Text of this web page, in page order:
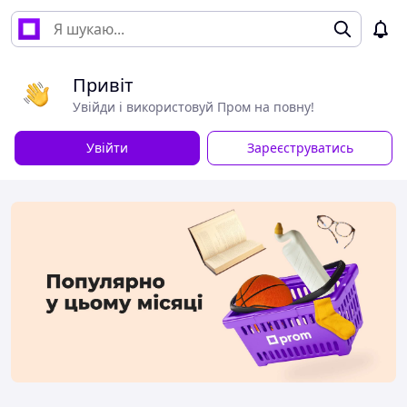
Привіт
Увійди і використовуй Пром на повну!
Увійти Зареєструватись